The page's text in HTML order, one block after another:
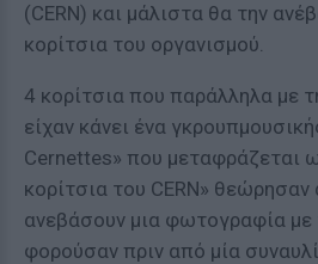
(CERN) και μάλιστα θα την
κορίτσια του οργανισμού.
4 κορίτσια που παράλληλα με
είχαν κάνει ένα
Cernettes» που μεταφράζεται
κορίτσια του CERN» θεώρησαν
ανεβάσουν μια φωτογραφία με
φορούσαν πριν από μία